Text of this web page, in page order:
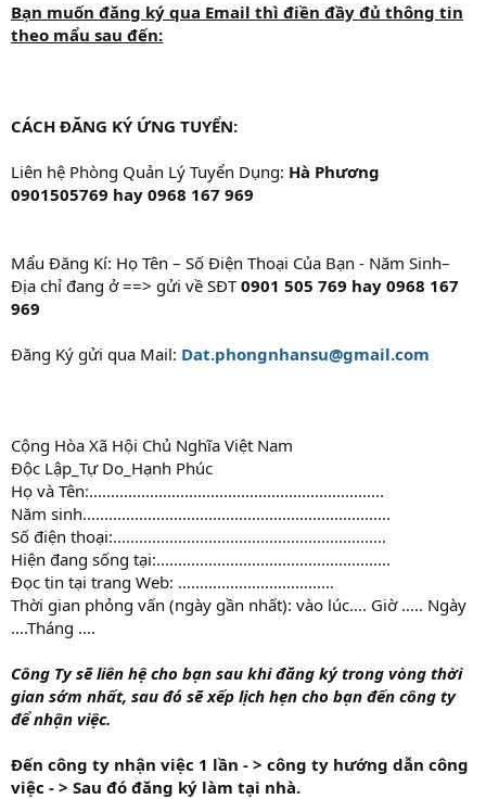
Bạn muốn đăng ký qua Email thì điền đầy đủ thông tin
theo mẩu sau đến:
CÁCH ĐĂNG KÝ ỨNG TUYỂN:
Liên hệ Phòng Quản Lý Tuyển Dụng: Hà Phương
0901505769 hay 0968 167 969
Mẩu Đăng Kí: Họ Tên – Số Điện Thoại Của Bạn - Năm Sinh–
Địa chỉ đang ở ==> gửi về SĐT0901 505 769 hay 0968 167
969
Đăng Ký gửi qua Mail: Dat.phongnhansu@gmail.com
Cộng Hòa Xã Hội Chủ Nghĩa Việt Nam
Độc Lập_Tự Do_Hạnh Phúc
Họ và Tên:....................................................................
Năm sinh.......................................................................
Số điện thoại:...............................................................
Hiện đang sống tại:......................................................
Đọc tin tại trang Web: ………………………………
Thời gian phỏng vấn (ngày gần nhất): vào lúc…. Giờ ….. Ngày
….Tháng ….
Công Ty sẽ liên hệ cho bạn sau khi đăng ký trong vòng thời
gian sớm nhất, sau đó sẽ xếp lịch hẹn cho bạn đến công ty
để nhận việc.
Đến công ty nhận việc 1 lần - > công ty hướng dẫn công
việc - > Sau đó đăng ký làm tại nhà.